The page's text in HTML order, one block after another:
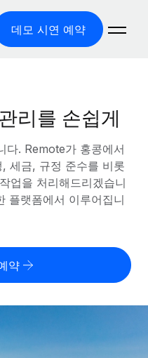
데모 시연 예약
쉽게 처리
자 고용
간소화
리를 손쉽게
다. Remote가 홍콩에서
세금, 규정 준수를 비롯
업을 처리해드리겠습니
플랫폼에서 이루어집니
약